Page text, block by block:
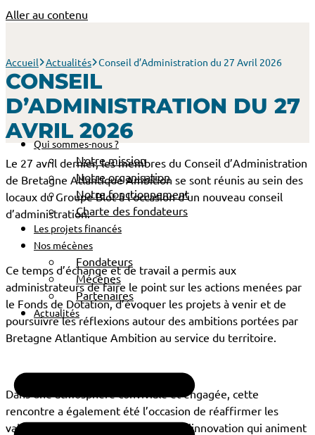
Aller au contenu
Qui sommes-nous ?
Notre mission
Notre organisation
Notre fonctionnement
Charte des fondateurs
Les projets financés
Nos mécènes
Fondateurs
Mécènes
Partenaires
Actualités
Accueil Actualités Conseil d’Administration du 27 Avril 2026
CONSEIL
D’ADMINISTRATION DU 27
AVRIL 2026
Le 27 avril dernier, les membres du Conseil d’Administration
de Bretagne Atlantique Ambition se sont réunis au sein des
locaux du Groupe Blot à l’occasion d’un nouveau conseil
d’administration.
Ce temps d’échange et de travail a permis aux
administrateurs de faire le point sur les actions menées par
le Fonds de Dotation, d’évoquer les projets à venir et de
poursuivre les réflexions autour des ambitions portées par
Bretagne Atlantique Ambition au service du territoire.
Dans une аtmosphère conviviale et engagée, cette
rencontre a également été l’occasion de réaffirmer les
valeurs de partage, de solidarité et d’innovation qui animent